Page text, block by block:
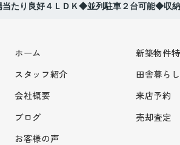
当たり良好４ＬＤＫ◆並列駐車２台可能◆収
ホーム
スタッフ紹介
会社概要
ブログ
お客様の声
新築物件
田舎暮ら
来店予約
売却査定